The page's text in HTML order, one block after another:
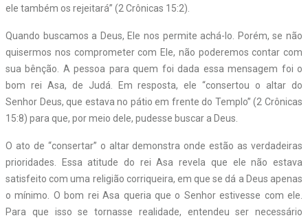
ele também os rejeitará” (2 Crônicas 15:2).
Quando buscamos a Deus, Ele nos permite achá-lo. Porém, se não
quisermos nos comprometer com Ele, não poderemos contar com
sua bênção. A pessoa para quem foi dada essa mensagem foi o
bom rei Asa, de Judá. Em resposta, ele “consertou o altar do
Senhor Deus, que estava no pátio em frente do Templo” (2 Crônicas
15:8) para que, por meio dele, pudesse buscar a Deus.
O ato de “consertar” o altar demonstra onde estão as verdadeiras
prioridades. Essa atitude do rei Asa revela que ele não estava
satisfeito com uma religião corriqueira, em que se dá a Deus apenas
o mínimo. O bom rei Asa queria que o Senhor estivesse com ele.
Para que isso se tornasse realidade, entendeu ser necessário